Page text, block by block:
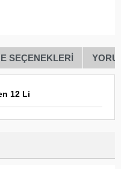
SEÇENEKLERI
12 Li